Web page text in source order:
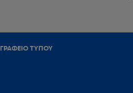
ΓΡΑΦΕΙΟ ΤΥΠΟΥ